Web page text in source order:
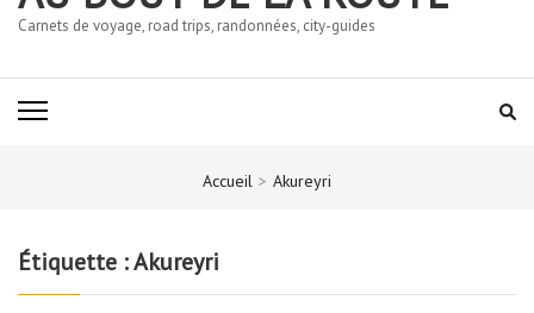
Carnets de voyage, road trips, randonnées, city-guides
Accueil > Akureyri
Étiquette :Akureyri